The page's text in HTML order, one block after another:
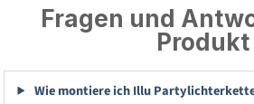
Fragen und
Produkt
Wie montiere ich Illu